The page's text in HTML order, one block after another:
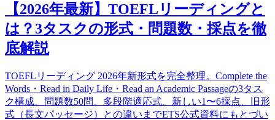
【2026年最新】TOEFLリーディングと
は？3タスクの形式・問題数・採点を徹
底解説
TOEFLリーディング 2026年新形式を完全整理。Complete the
Words・Read in Daily Life・Read an Academic Passageの3タス
ク構成、問題数50問、多段階適応式、新しい1〜6採点、旧形
式（長文パッセージ）との違いまでETS公式資料にもとづい